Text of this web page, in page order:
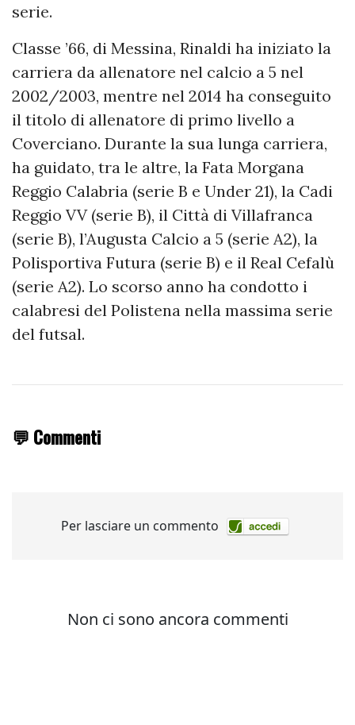
serie.
Classe ’66, di Messina, Rinaldi ha iniziato la
carriera da allenatore nel calcio a 5 nel
2002/2003, mentre nel 2014 ha conseguito
il titolo di allenatore di primo livello a
Coverciano. Durante la sua lunga carriera,
ha guidato, tra le altre, la Fata Morgana
Reggio Calabria (serie B e Under 21), la Cadi
Reggio VV (serie B), il Città di Villafranca
(serie B), l’Augusta Calcio a 5 (serie A2), la
Polisportiva Futura (serie B) e il Real Cefalù
(serie A2). Lo scorso anno ha condotto i
calabresi del Polistena nella massima serie
del futsal.
💬 Commenti